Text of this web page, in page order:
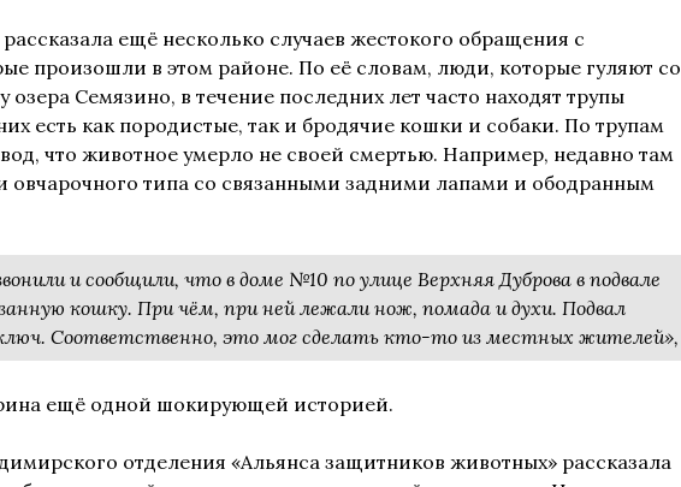
ещё несколько случаев жестокого обращения с
произошли в этом районе. По её словам, люди, которые гуляют со
озера Семязино, в течение последних лет часто находят трупы
есть как породистые, так и бродячие кошки и собаки. По трупам
что животное умерло не своей смертью. Например, недавно там
овчарочного типа со связанными задними лапами и ободранным
и сообщили, что в доме №10 по улице Верхняя Дуброва в подвале
кошку. При чём, при ней лежали нож, помада и духи. Подвал
Соответственно, это мог сделать кто-то из местных жителей»,
ещё одной шокирующей историей.
отделения «Альянса защитников животных» рассказала